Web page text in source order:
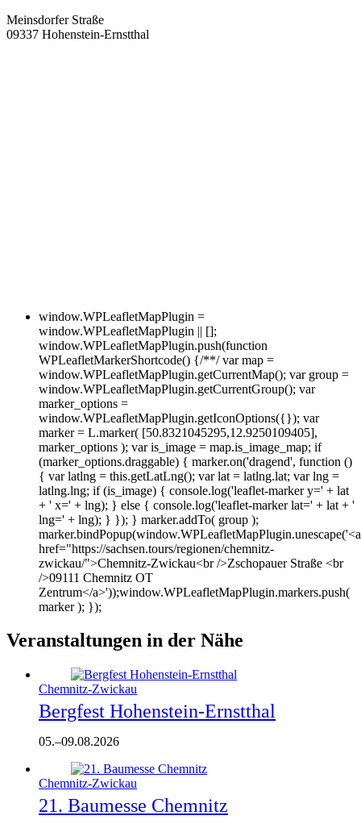
Meinsdorfer Straße
09337 Hohenstein-Ernstthal
window.WPLeafletMapPlugin =
window.WPLeafletMapPlugin || [];
window.WPLeafletMapPlugin.push(function
WPLeafletMarkerShortcode() {/**/ var map =
window.WPLeafletMapPlugin.getCurrentMap(); var group =
window.WPLeafletMapPlugin.getCurrentGroup(); var
marker_options =
window.WPLeafletMapPlugin.getIconOptions({}); var
marker = L.marker( [50.8321045295,12.9250109405],
marker_options ); var is_image = map.is_image_map; if
(marker_options.draggable) { marker.on('dragend', function ()
{ var latlng = this.getLatLng(); var lat = latlng.lat; var lng =
latlng.lng; if (is_image) { console.log('leaflet-marker y=' + lat
+ ' x=' + lng); } else { console.log('leaflet-marker lat=' + lat + '
lng=' + lng); } }); } marker.addTo( group );
marker.bindPopup(window.WPLeafletMapPlugin.unescape('<a
href="https://sachsen.tours/regionen/chemnitz-
zwickau/">Chemnitz-Zwickau<br />Zschopauer Straße <br
/>09111 Chemnitz OT
Zentrum</a>'));window.WPLeafletMapPlugin.markers.push(
marker ); });
Veranstaltungen in der Nähe
Chemnitz-Zwickau
Bergfest Hohenstein-Ernstthal
05.–09.08.2026
Chemnitz-Zwickau
21. Baumesse Chemnitz